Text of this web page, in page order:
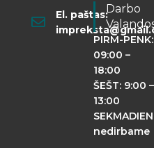
El. paštas:Darbo
PIRM-PENK:
09:00 –
18:00
ŠEŠT: 9:00 –
13:00
nedirbame